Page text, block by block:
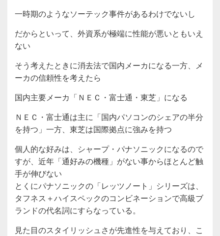
一時期のようなソーテック事件があるわけでないし
だからといって、外資系が極端に性能が悪いともいえ
ない
そう考えたときに消去法で国内メーカになる一方、メ
ーカの信頼性を考えたら
国内主要メーカ「ＮＥＣ・富士通・東芝」になる
ＮＥＣ・富士通は主に「国内パソコンのシェアの半分
を持つ」一方、東芝は国際拠点に強みを持つ
個人的な好みは、シャープ・パナソニックになるので
すが、近年「通好みの機種」がない事からほとんど触
手が伸びない
とくにパナソニックの「レッツノート」シリーズは、
タフネス＋ハイスペックのコンビネーションで高級ブ
ランドの代名詞にすらなっている。
見た目のスタイリッシュさが先進性を与えており、こ